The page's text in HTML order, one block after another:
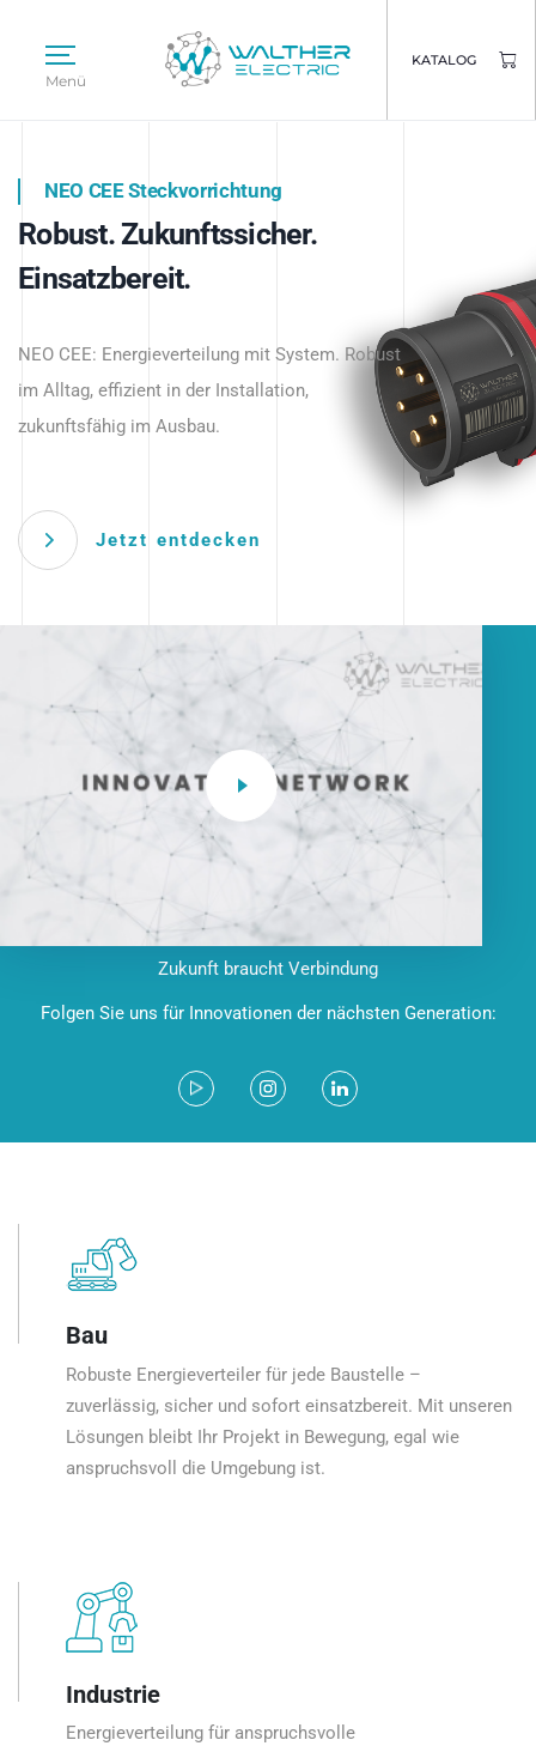
Menü
KATALOG
Intelligente Stromverteilung
beginnt hier.
NEO CEE Steckvorrichtung
Robust. Zukunftssicher.
Einsatzbereit.
NEO CEE: Energieverteilung mit System. Robust
im Alltag, effizient in der Installation,
zukunftsfähig im Ausbau.
Jetzt entdecken
Intelligenz trifft Energie.
Anwendungen – robust, IP-geschützt und
zukunftsfähig.
Zukunft braucht Verbindung
Folgen Sie uns für Innovationen der nächsten Generation:
Bau
Robuste Energieverteiler für jede Baustelle –
zuverlässig, sicher und sofort einsatzbereit. Mit unseren
Lösungen bleibt Ihr Projekt in Bewegung, egal wie
anspruchsvoll die Umgebung ist.
Industrie
Energieverteilung für anspruchsvolle